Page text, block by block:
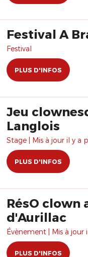
Festival A
Festival
PLUS D'INFOS
Jeu
Langlois
Stage | Mis à jour il y a
PLUS D'INFOS
RésO clown
d'Aurillac
Évènement | Mis à jour
PLUS D'INFOS